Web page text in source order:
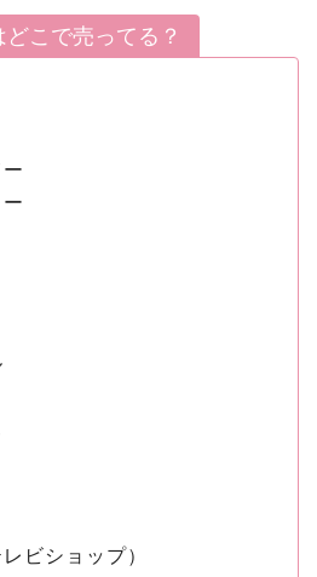
こで売ってる？
ビショップ）